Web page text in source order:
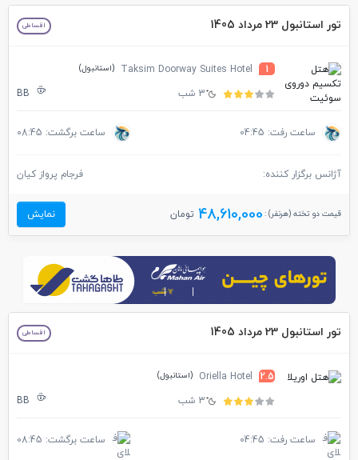
تور استانبول 23 مرداد 1405 اقساطی
1
Taksim Doorway Suites Hotel (استانبول)
3 شب BB
ساعت رفت: 04:45 ساعت برگشت: 08:45
آژانس برگزار کننده: فرجام پرواز کیان
قیمت دو تخته (هرنفر) : 48,610,000 تومان نمایش
تور استانبول 23 مرداد 1405 اقساطی
2.5
Oriella Hotel (استانبول)
3 شب BB
ساعت رفت: 04:45 ساعت برگشت: 08:45